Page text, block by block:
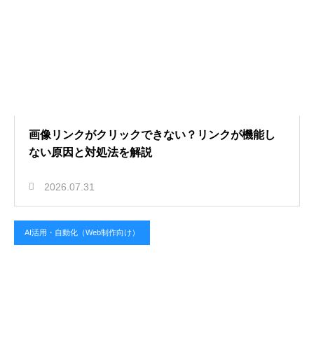
画像リンクがクリックできない？リンクが機能し
ない原因と対処法を解説
2026.07.31
AI活用・自動化（Web制作向け）